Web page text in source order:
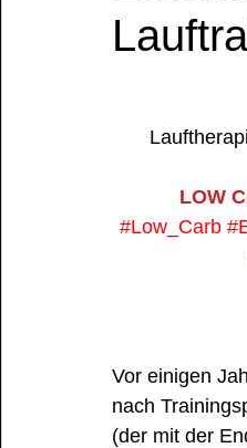
LOW
#Low_Carb
Vor einigen
nach
(der mit der